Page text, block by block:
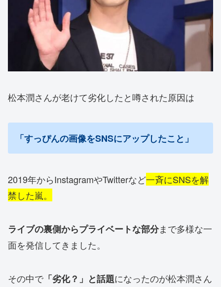
松本潤さんが老けて劣化したと噂された原因は
「すっぴんの画像をSNSにアップしたこと」
2019年からInstagramやTwitterなど一斉にSNSを解
禁した嵐。
ライブの裏側からプライベートな部分まで多様な一
面を発信してき ました。
その中で「劣化？」と話題になったのが松本潤さん